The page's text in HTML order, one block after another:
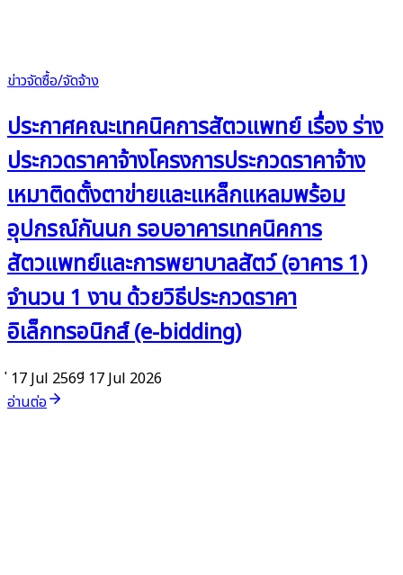
ข่าวจัดซื้อ/จัดจ้าง
ประกาศคณะเทคนิคการสัตวแพทย์ เรื่อง ร่าง
ประกวดราคาจ้างโครงการประกวดราคาจ้าง
เหมาติดตั้งตาข่ายและแหล็กแหลมพร้อม
อุปกรณ์กันนก รอบอาคารเทคนิคการ
สัตวแพทย์และการพยาบาลสัตว์ (อาคาร 1)
จำนวน 1 งาน ด้วยวิธีประกวดราคา
อิเล็กทรอนิกส์ (e-bidding)
่ 17 Jul 2569 ่ 17 Jul 2026
อ่านต่อ